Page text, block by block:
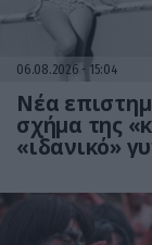
06.08.2026 15:04
Νέα
σχήμα της
«ιδανικό»